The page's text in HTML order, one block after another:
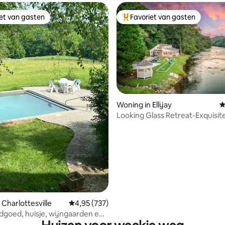
van 4,88 uit 5, 314 recensies
van gasten
van gasten
Charlottesville Gemiddelde beoordeling van 4,95 uit 5, 737
4,95 (737)
huisje, wijngaarden en
Topfavoriet van gasten
Favoriet van gasten
Woning in Ellijay
Looking Glass Retreat-